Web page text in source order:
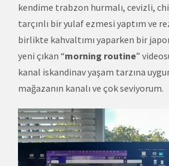
kendime trabzon hurmalı, cevizli,
tarçınlı bir yulaf ezmesi yaptım ve
birlikte kahvaltımı yaparken bir
yeni çıkan “morning routine”
kanal iskandinav yaşam tarzına
mağazanın kanalı ve çok seviyorum.